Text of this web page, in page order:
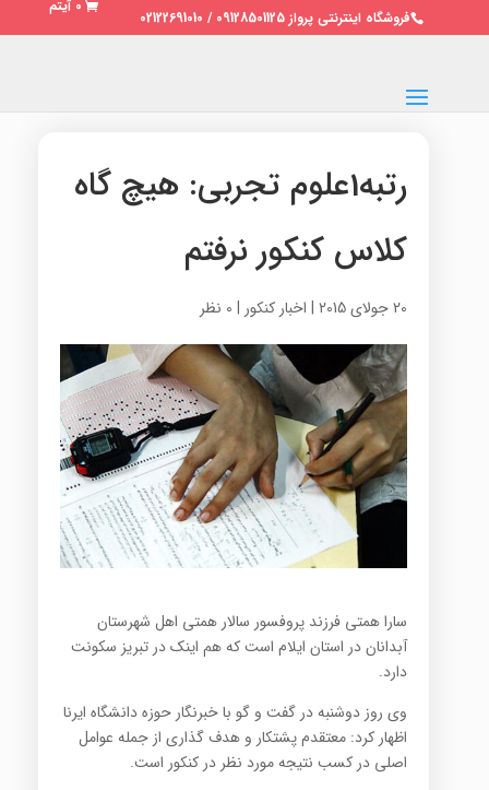
فروشگاه اینترنتی پرواز 09128501125 / 02122691010
0 آیتم
رتبه1علوم تجربی: هیچ گاه
کلاس کنکور نرفتم
20 جولای 2015 | اخبار کنکور | 0 نظر
سارا همتی فرزند پروفسور سالار همتی اهل شهرستان
آبدانان در استان ایلام است که هم اینک در تبریز سکونت
دارد.
وی روز دوشنبه در گفت و گو با خبرنگار حوزه دانشگاه ایرنا
اظهار کرد: معتقدم پشتکار و هدف گذاری از جمله عوامل
اصلی در کسب نتیجه مورد نظر در کنکور است.